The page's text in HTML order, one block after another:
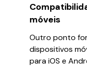
móveis
Outro ponto
dispositivos
para iOS e